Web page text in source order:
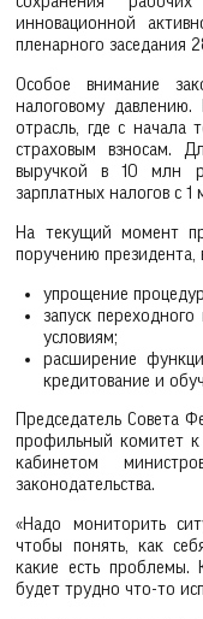
инновационной
пленарного заседания
Особое внимание
налоговому
отрасль, где с начала
страховым взносам.
выручкой в 10 млн
зарплатных налогов с
На текущий момент
поручению президента,
упрощение
запуск
условиям;
расширение
кредитование и
Председатель Совета
профильный комитет к
кабинетом
законодательства.
«Надо мониторить
чтобы понять, как
какие есть
будет трудно что-то